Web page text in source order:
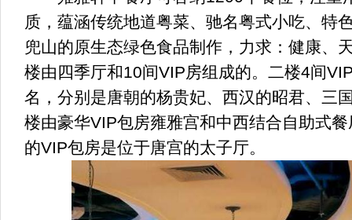
质，蕴涵传统地道粤菜、驰名粤式小吃、特
兜山的原生态绿色食品制作，力求：健康、
楼由四季厅和10间VIP房组成的。二楼4间
名，分别是唐朝的杨贵妃、西汉的昭君、三
楼由豪华VIP包房雍雅宫和中西结合自助式
的VIP包房是位于唐宫的太子厅。